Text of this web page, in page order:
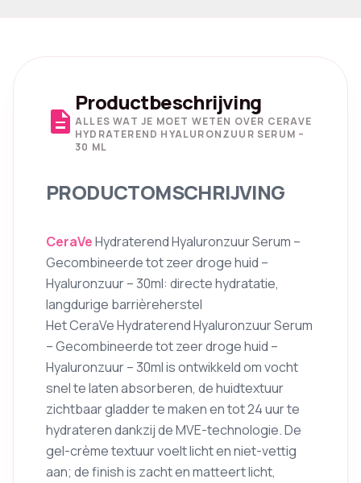
description
Productbeschrijving
ALLES WAT JE MOET WETEN OVER CERAVE
HYDRATEREND HYALURONZUUR SERUM –
30 ML
PRODUCTOMSCHRIJVING
CeraVeHydraterend Hyaluronzuur Serum –
Gecombineerde tot zeer droge huid –
Hyaluronzuur – 30ml: directe hydratatie,
langdurige barrièreherstel
Het CeraVe Hydraterend Hyaluronzuur Serum
– Gecombineerde tot zeer droge huid –
Hyaluronzuur – 30ml is ontwikkeld om vocht
snel te laten absorberen, de huidtextuur
zichtbaar gladder te maken en tot 24 uur te
hydrateren dankzij de MVE-technologie. De
gel-crème textuur voelt licht en niet-vettig
aan; de finish is zacht en matteert licht,